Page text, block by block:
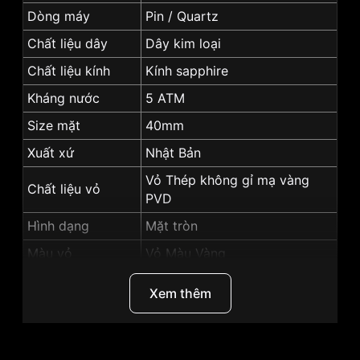
Dòng máy
Pin / Quartz
Chất liệu dây
Dây kim loại
Chất liệu kính
Kính sapphire
Kháng nước
5 ATM
Size mặt
40mm
Xuất xứ
Nhật Bản
Chất liệu vỏ
Vỏ Thép không gỉ mạ vàng
PVD
Hình dạng
Mặt tròn
Màu vỏ
Vỏ Màu Vàng
Xem thêm